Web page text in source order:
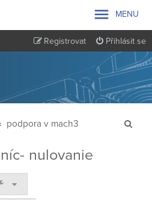
 MENU
Přihlásit se
Registrovat
podpora v mach3
nulovanie